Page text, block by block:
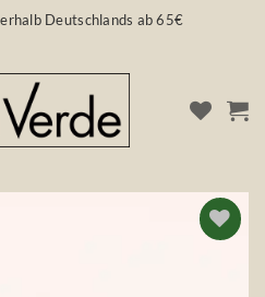
Deutschlands ab 65€